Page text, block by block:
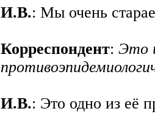
И.В.: Мы очень
Корреспондент: Это
И.В.: Это одно из её